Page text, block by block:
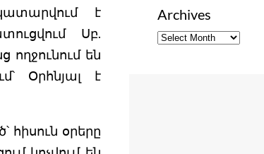
է
Սբ.
են
Օրհնյալ է
օրերը
Archives